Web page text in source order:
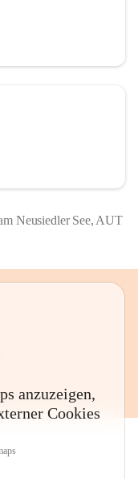
Neusiedler See, AUT
anzuzeigen,
Cookies